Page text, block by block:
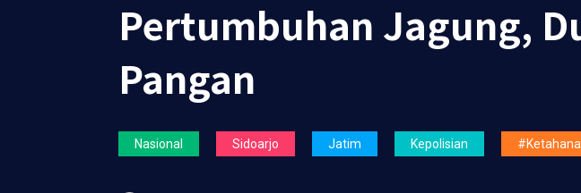
Pertumbuhan Jagung,
Pangan
Nasional Sidoarjo Jatim Kepolisian